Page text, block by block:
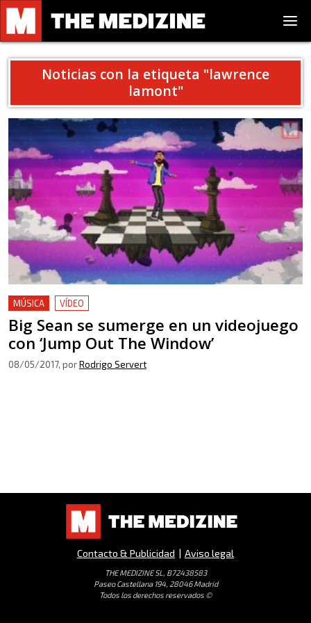
Noticias con la etiqueta "lawrence
lamont"
MÚSICA VÍDEO
Big Sean se sumerge en un videojuego
con ‘Jump Out The Window’
08/05/2017, porRodrigo Servert
Contacto & Publicidad | Aviso legal
THE MEDIZINE SL, B72438583
Paseo Castellana 194, 28046 Madrid
Todos los derechos reservados ©